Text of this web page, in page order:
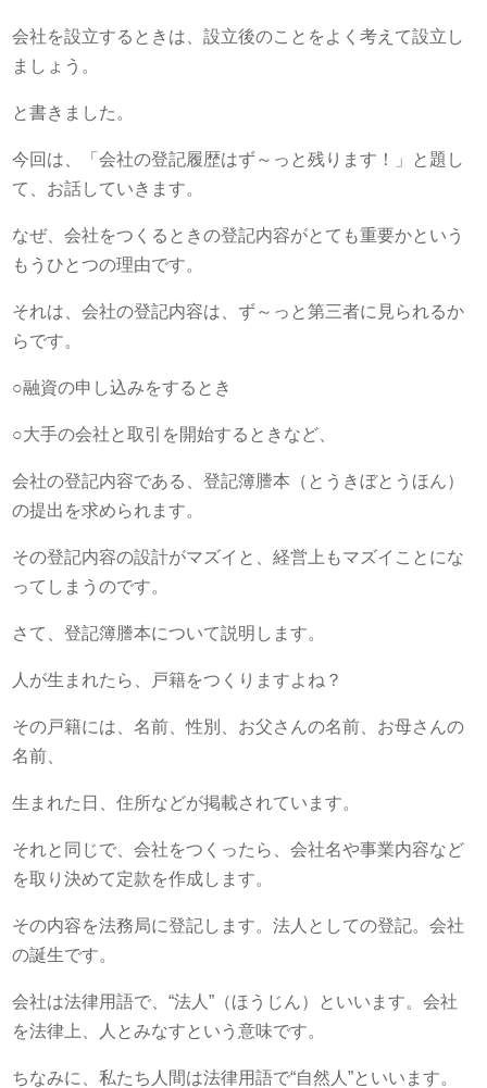
会社を設立するときは、設立後のことをよく考えて設立し
ましょう。
と書きました。
今回は、「会社の登記履歴はず～っと残ります！」と題し
て、お話していきます。
なぜ、会社をつくるときの登記内容がとても重要かという
もうひとつの理由です。
それは、会社の登記内容は、ず～っと第三者に見られるか
らです。
○融資の申し込みをするとき
○大手の会社と取引を開始するときなど、
会社の登記内容である、登記簿謄本（とうきぼとうほん）
の提出を求められます。
その登記内容の設計がマズイと、経営上もマズイことにな
ってしまうのです。
さて、登記簿謄本について説明します。
人が生まれたら、戸籍をつくりますよね？
その戸籍には、名前、性別、お父さんの名前、お母さんの
名前、
生まれた日、住所などが掲載されています。
それと同じで、会社をつくったら、会社名や事業内容など
を取り決めて定款を作成します。
その内容を法務局に登記します。法人としての登記。会社
の誕生です。
会社は法律用語で、“法人”（ほうじん）といいます。会社
を法律上、人とみなすという意味です。
ちなみに、私たち人間は法律用語で“自然人”といいます。